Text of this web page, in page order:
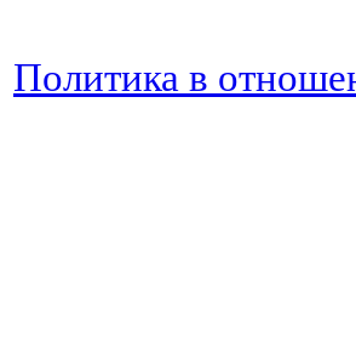
Политика в